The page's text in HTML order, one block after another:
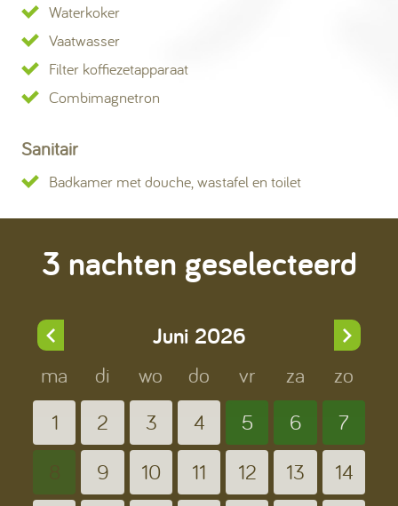
Waterkoker
Vaatwasser
Filter koffiezetapparaat
Combimagnetron
Sanitair
Badkamer met douche, wastafel en toilet
3 nachten geselecteerd
Juni 2026
ma di wo do vr za
zo
1
2 3 4 5 6
7
9 10 11 12 13
14